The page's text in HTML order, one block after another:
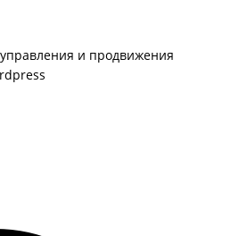
и продвижения